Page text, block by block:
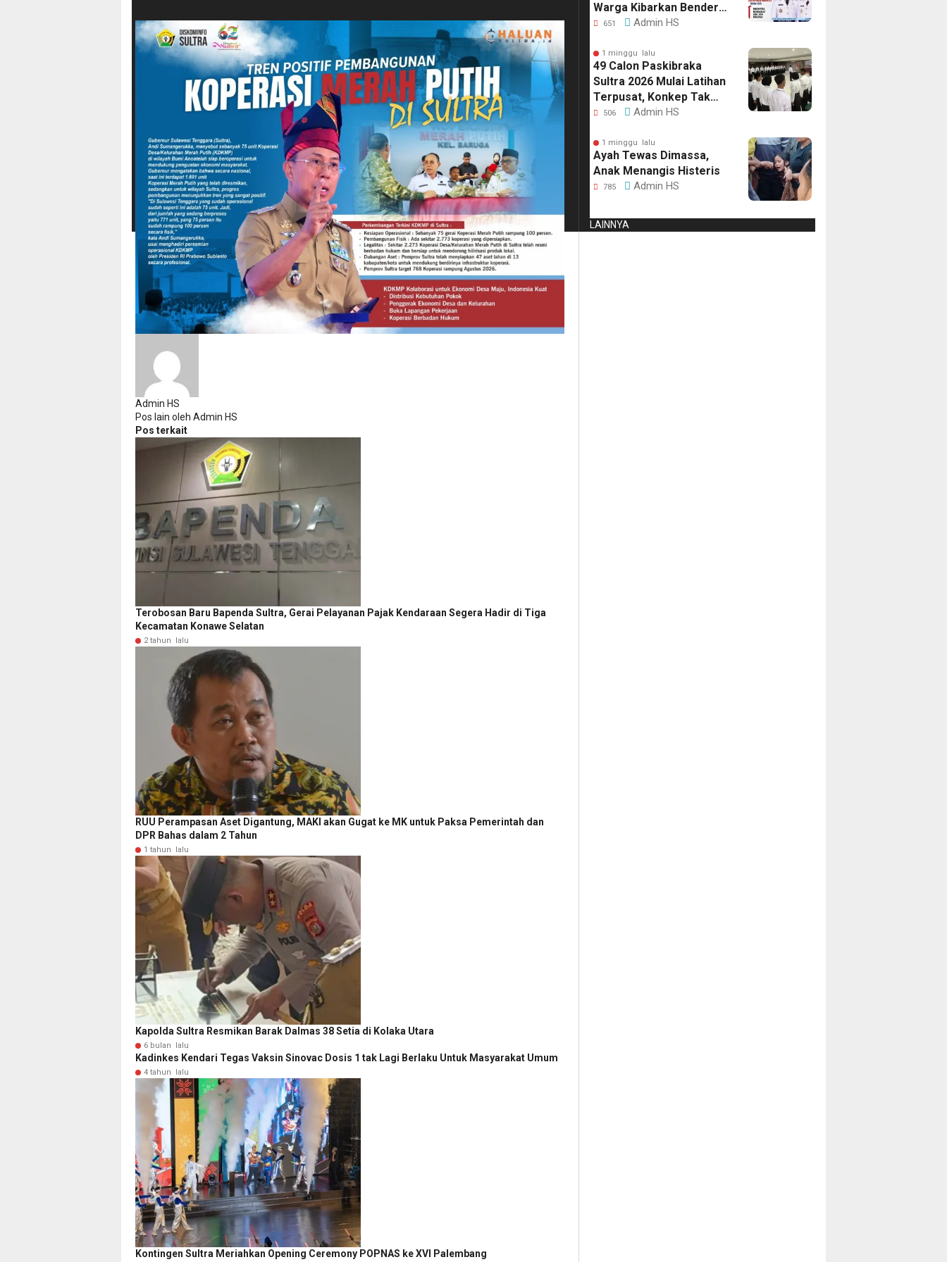
Admin HS
Pos lain oleh Admin HS
Pos terkait
Terobosan Baru Bapenda Sultra, Gerai Pelayanan Pajak Kendaraan Segera Hadir di Tiga
Kecamatan Konawe Selatan
2 tahun lalu
RUU Perampasan Aset Digantung, MAKI akan Gugat ke MK untuk Paksa Pemerintah dan
DPR Bahas dalam 2 Tahun
1 tahun lalu
Kapolda Sultra Resmikan Barak Dalmas 38 Setia di Kolaka Utara
6 bulan lalu
Kadinkes Kendari Tegas Vaksin Sinovac Dosis 1 tak Lagi Berlaku Untuk Masyarakat Umum
4 tahun lalu
Kontingen Sultra Meriahkan Opening Ceremony POPNAS ke XVI Palembang
Warga Kibarkan Bendera
Merah Putih dan Gelar
651 Admin HS
1 minggu lalu
49 Calon Paskibraka
Sultra 2026 Mulai Latihan
Terpusat, Konkep Tak
Kirim Delegasi
506 Admin HS
1 minggu lalu
Ayah Tewas Dimassa,
Anak Menangis Histeris
785 Admin HS
LAINNYA